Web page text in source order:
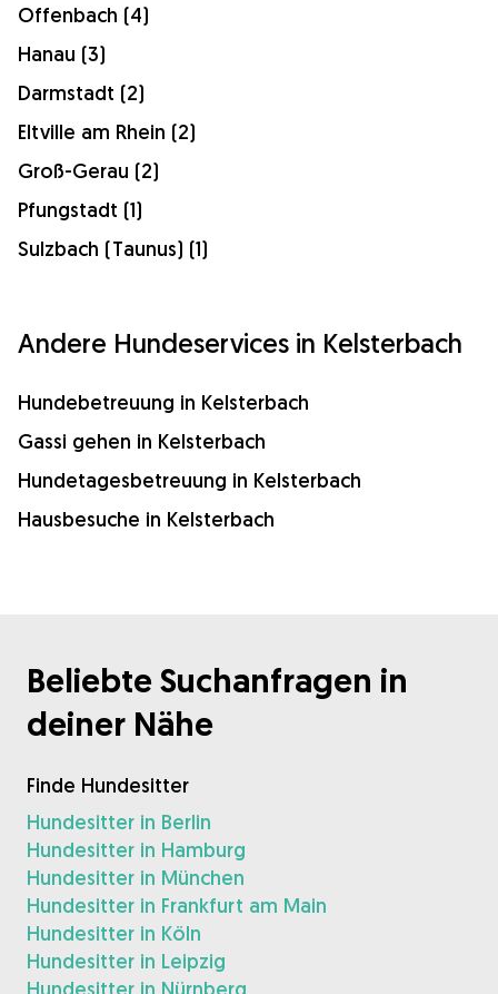
Offenbach (4)
Hanau (3)
Darmstadt (2)
Eltville am Rhein (2)
Groß-Gerau (2)
Pfungstadt (1)
Sulzbach (Taunus) (1)
Andere Hundeservices in Kelsterbach
Hundebetreuung in Kelsterbach
Gassi gehen in Kelsterbach
Hundetagesbetreuung in Kelsterbach
Hausbesuche in Kelsterbach
Beliebte Suchanfragen in
deiner Nähe
Finde Hundesitter
Hundesitter in Berlin
Hundesitter in Hamburg
Hundesitter in München
Hundesitter in Frankfurt am Main
Hundesitter in Köln
Hundesitter in Leipzig